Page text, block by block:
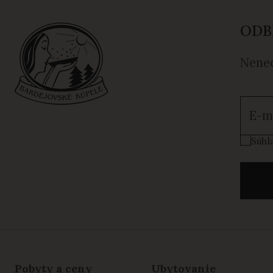
Pobyty a ceny Ubytovanie